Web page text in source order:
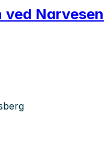
ved Narvesen